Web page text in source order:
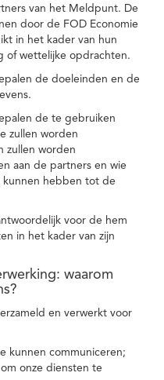
van het Meldpunt. De
door de FOD Economie
in het kader van hun
of wettelijke opdrachten.
de doeleinden en de
de te gebruiken
zullen worden
zullen worden
aan de partners en wie
kunnen hebben tot de
voor de hem
in het kader van zijn
waarom
en verwerkt voor
kunnen communiceren;
onze diensten te